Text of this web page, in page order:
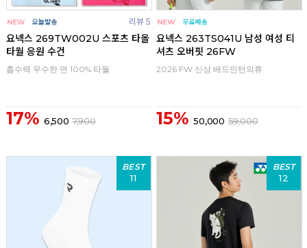
리뷰 5
요넥스 269TW002U 스포츠 타올
타월 응원 수건
흡수력 우수한 면 100% 타월
17% 6,500 7,900
요넥스 263TS041U 남성 여성 티
셔츠 오버핏 26FW
2026 FW 신상 배드민턴의류
15% 50,000 59,000
BEST
11
BEST
12